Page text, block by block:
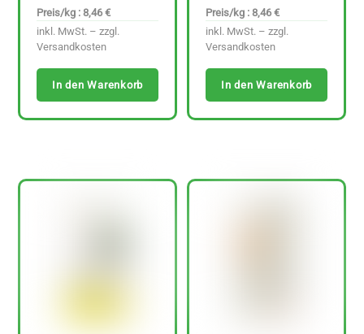
Preis/kg : 8,46 €
inkl. MwSt. – zzgl.
Versandkosten
In den Warenkorb
Preis/kg : 8,46 €
inkl. MwSt. – zzgl.
Versandkosten
In den Warenkorb